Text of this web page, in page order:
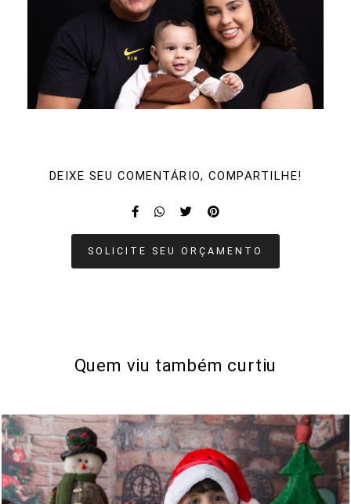
DEIXE SEU COMENTÁRIO, COMPARTILHE!
SOLICITE SEU ORÇAMENTO
Quem viu também curtiu